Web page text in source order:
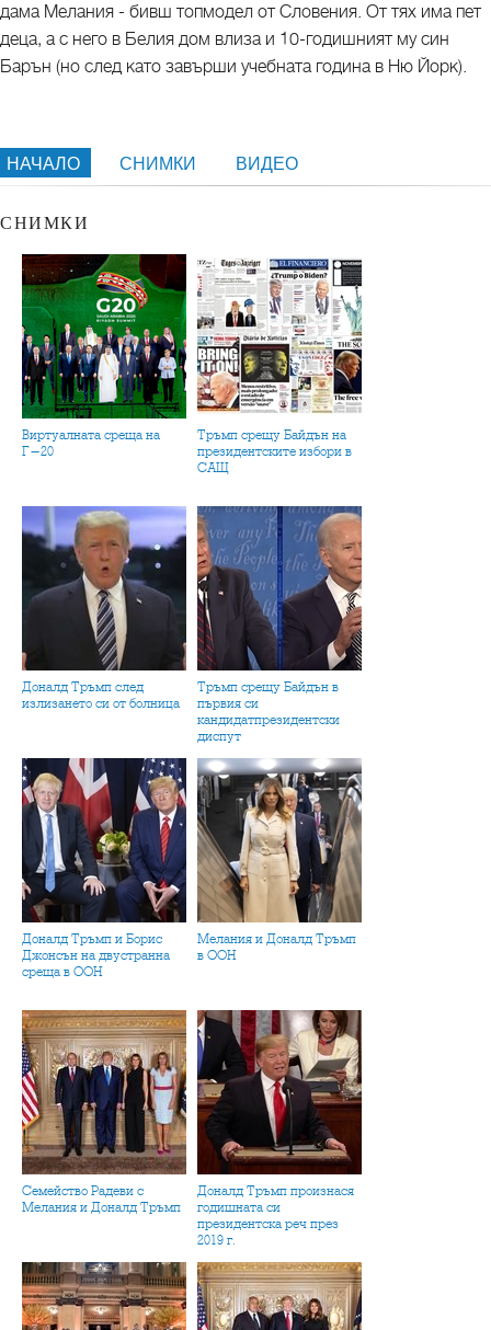
дама Мелания - бивш топмодел от Словения. От тях има пет
деца, а с него в Белия дом влиза и 10-годишният му син
Барън (но след като завърши учебната година в Ню Йорк).
НАЧАЛО СНИМКИ ВИДЕО
СНИМКИ
Виртуалната среща на
Г-20
Тръмп срещу Байдън на
президентските избори в
САЩ
Доналд Тръмп след
излизането си от болница
Тръмп срещу Байдън в
първия си
кандидатпрезидентски
диспут
Доналд Тръмп и Борис
Джонсън на двустранна
среща в ООН
Мелания и Доналд Тръмп
в ООН
Семейство Радеви с
Мелания и Доналд Тръмп
Доналд Тръмп произнася
годишната си
президентска реч през
2019 г.